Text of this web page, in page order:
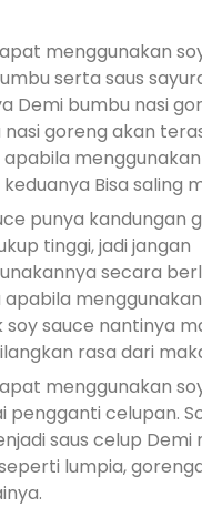
menggunakan
serta saus
Demi bumbu nasi
nasi goreng akan
Bisa saling
punya kandungan
tinggi, jadi jangan
secara
apabila
soy sauce nantinya
rasa dari
menggunakan
pengganti celupan.
saus celup Demi
lumpia,